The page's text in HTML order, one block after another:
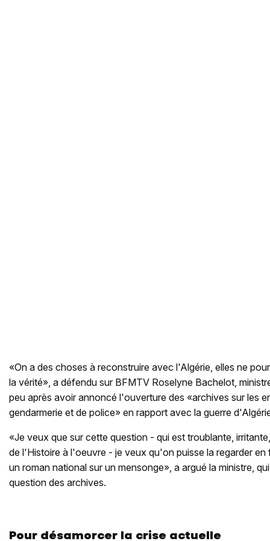
«On a des choses à reconstruire avec l'Algérie, elles ne
la vérité», a défendu sur BFMTV Roselyne Bachelot,
peu après avoir annoncé l'ouverture des «archives sur les
gendarmerie et de police» en rapport avec la guerre
«Je veux que sur cette question - qui est troublante,
de l'Histoire à l'oeuvre - je veux qu'on puisse la regarder
un roman national sur un mensonge», a argué la ministre,
question des archives.
Pour désamorcer la crise actuelle